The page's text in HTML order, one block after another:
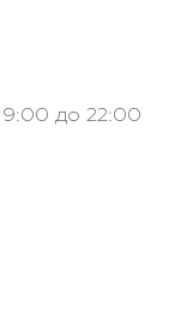
9:00 до 22:00